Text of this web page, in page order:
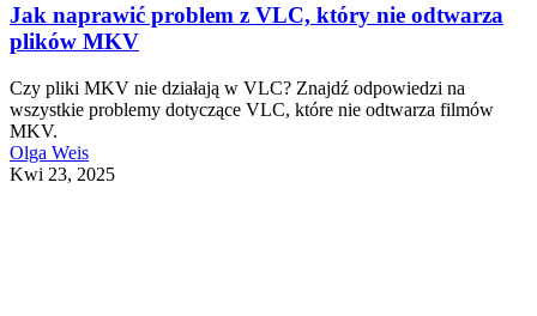
Jak naprawić problem z VLC, który nie odtwarza
plików MKV
Czy pliki MKV nie działają w VLC? Znajdź odpowiedzi na
wszystkie problemy dotyczące VLC, które nie odtwarza filmów
MKV.
Olga Weis
Kwi 23, 2025